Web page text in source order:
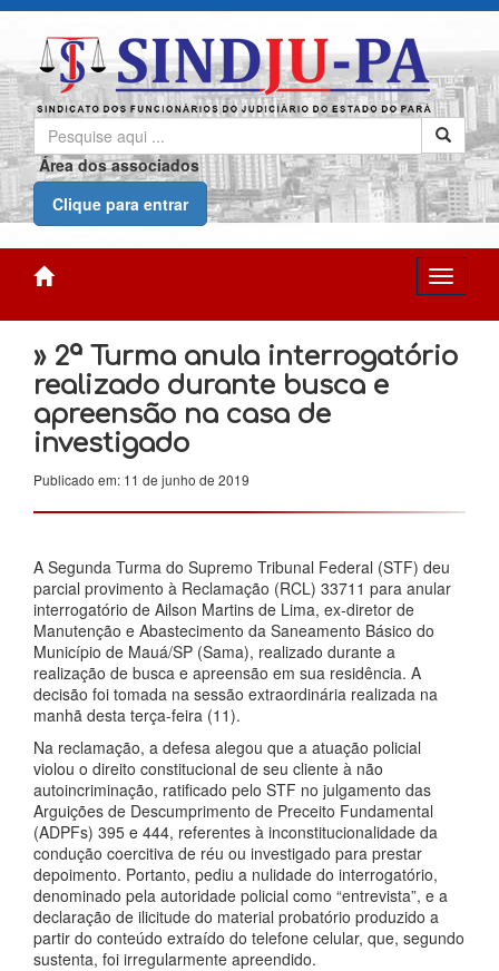
Área dos associados
Clique para entrar
» 2ª Turma anula interrogatório
realizado durante busca e
apreensão na casa de
investigado
Publicado em: 11 de junho de 2019
A Segunda Turma do Supremo Tribunal Federal (STF) deu
parcial provimento à Reclamação (RCL) 33711 para anular
interrogatório de Ailson Martins de Lima, ex-diretor de
Manutenção e Abastecimento da Saneamento Básico do
Município de Mauá/SP (Sama), realizado durante a
realização de busca e apreensão em sua residência. A
decisão foi tomada na sessão extraordinária realizada na
manhã desta terça-feira (11).
Na reclamação, a defesa alegou que a atuação policial
violou o direito constitucional de seu cliente à não
autoincriminação, ratificado pelo STF no julgamento das
Arguições de Descumprimento de Preceito Fundamental
(ADPFs) 395 e 444, referentes à inconstitucionalidade da
condução coercitiva de réu ou investigado para prestar
depoimento. Portanto, pediu a nulidade do interrogatório,
denominado pela autoridade policial como “entrevista”, e a
declaração de ilicitude do material probatório produzido a
partir do conteúdo extraído do telefone celular, que, segundo
sustenta, foi irregularmente apreendido.